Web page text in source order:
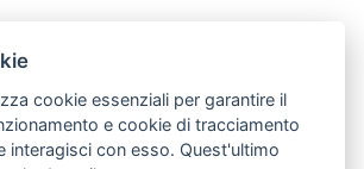
cookie essenziali per garantire il
e cookie di tracciamento
interagisci con esso. Quest'ultimo